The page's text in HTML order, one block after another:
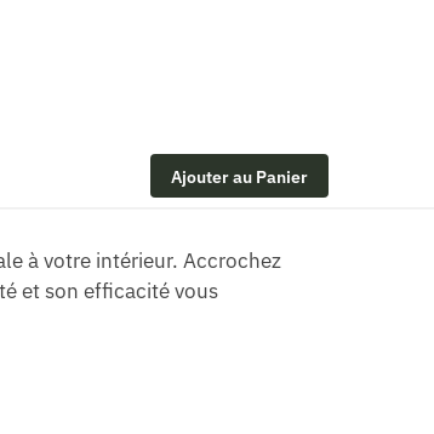
Ajouter au Panier
à votre intérieur. Accrochez
et son efficacité vous